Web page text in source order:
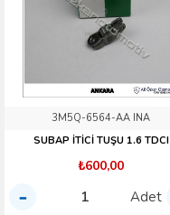
3M5Q-6564-AA INA
SUBAP İTİCİ TUŞU 1.6 TDCI
₺600,00
Adet